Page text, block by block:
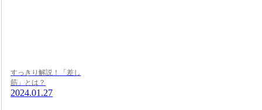
すっきり解説！「差し
筋」とは？
2024.01.27